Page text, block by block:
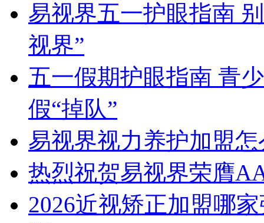
易视界五一护眼指南
视界”
五一假期护眼指南 青
假“掉队”
易视界视力养护加盟
热烈祝贺易视界荣膺
2026近视矫正加盟哪